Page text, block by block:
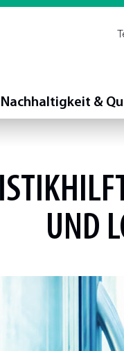
Nachhaltigkeit &
UND